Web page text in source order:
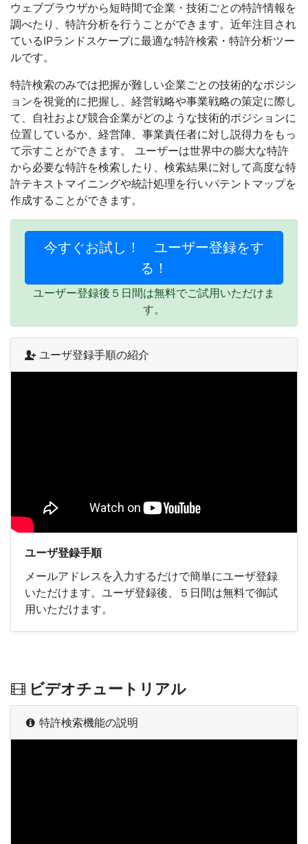
ウェブブラウザから短時間で企業・技術ごとの特許情報を
調べたり、特許分析を行うことができます。近年注目され
ているIPランドスケープに最適な特許検索・特許分析ツー
ルです。
特許検索のみでは把握が難しい企業ごとの技術的なポジシ
ョンを視覚的に把握し、経営戦略や事業戦略の策定に際し
て、自社および競合企業がどのような技術的ポジションに
位置しているか、経営陣、事業責任者に対し説得力をもっ
て示すことができます。 ユーザーは世界中の膨大な特許
から必要な特許を検索したり、検索結果に対して高度な特
許テキストマイニングや統計処理を行いパテントマップを
作成することができます。
今すぐお試し！ ユーザー登録をす
る！
ユーザー登録後５日間は無料でご試用いただけま
す。
ユーザ登録手順の紹介
ユーザ登録手順
メールアドレスを入力するだけで簡単にユーザ登録
いただけます。ユーザ登録後、５日間は無料で御試
用いただけます。
ビデオチュートリアル
特許検索機能の説明